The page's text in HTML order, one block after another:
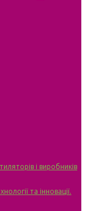
і виробників
та інновації.